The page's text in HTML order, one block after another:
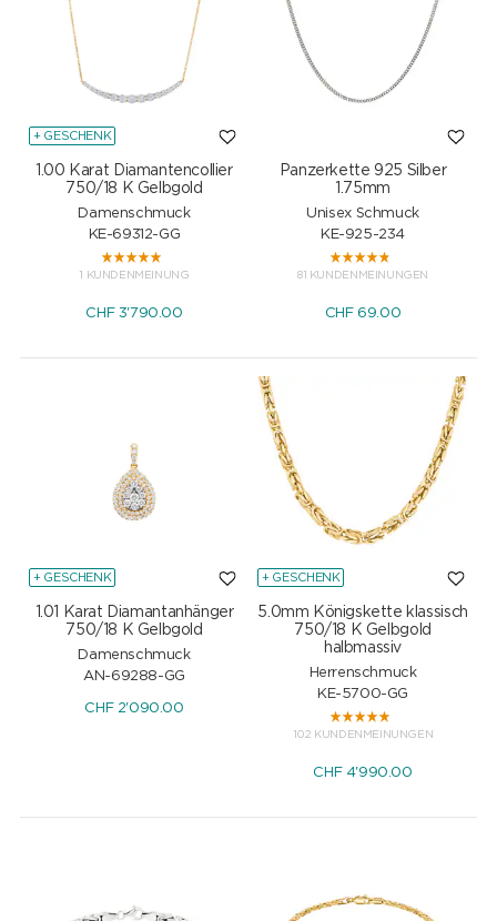
+ GESCHENK
1.00 Karat Diamantencollier
750/18 K Gelbgold
Damenschmuck
KE-69312-GG
1 KUNDENMEINUNG
CHF3'790.00
Panzerkette 925 Silber
1.75mm
Unisex Schmuck
KE-925-234
81 KUNDENMEINUNGEN
CHF69.00
+ GESCHENK
1.01 Karat Diamantanhänger
750/18 K Gelbgold
Damenschmuck
AN-69288-GG
CHF2'090.00
+ GESCHENK
5.0mm Königskette klassisch
750/18 K Gelbgold
halbmassiv
Herrenschmuck
KE-5700-GG
102 KUNDENMEINUNGEN
CHF4'990.00